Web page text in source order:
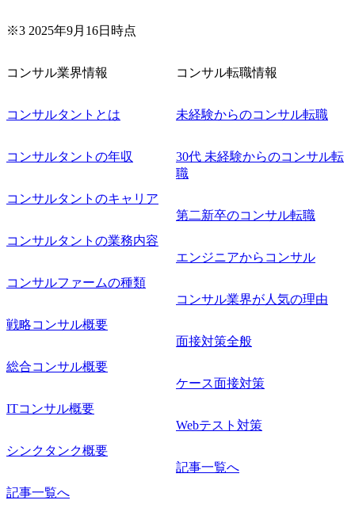
※3 2025年9月16日時点
コンサル業界情報
コンサルタントとは
コンサルタントの年収
コンサルタントのキャリア
コンサルタントの業務内容
コンサルファームの種類
戦略コンサル概要
総合コンサル概要
ITコンサル概要
シンクタンク概要
記事一覧へ
コンサル転職情報
未経験からのコンサル転職
30代 未経験からのコンサル転
職
第二新卒のコンサル転職
エンジニアからコンサル
コンサル業界が人気の理由
面接対策全般
ケース面接対策
Webテスト対策
記事一覧へ